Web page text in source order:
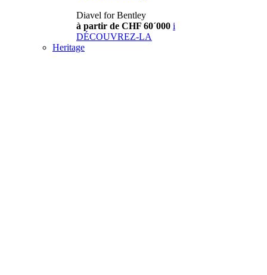
Diavel for Bentley
à partir de CHF 60´000 i
DÉCOUVREZ-LA
Heritage